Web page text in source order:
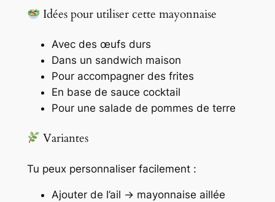
Idées pour utiliser cette mayonnaise
Avec des œufs durs
Dans un sandwich maison
Pour accompagner des frites
En base de sauce cocktail
Pour une salade de pommes de terre
Variantes
Tu peux personnaliser facilement :
Ajouter de l’ail → mayonnaise aillée